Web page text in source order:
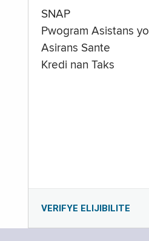
SNAP
Pwogram Asistans yo
Asirans Sante
Kredi nan Taks
VERIFYE ELIJIBILITE